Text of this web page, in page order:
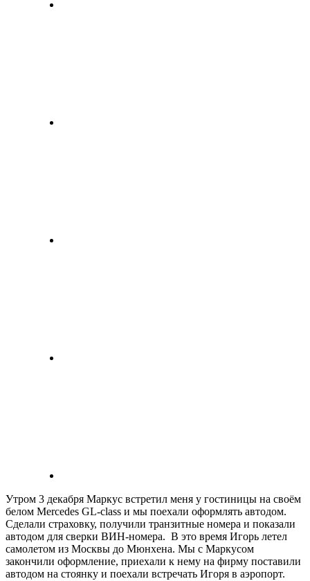
Утром 3 декабря Маркус встретил меня у гостиницы на своём
белом Mercedes GL-class и мы поехали оформлять автодом.
Сделали страховку, получили транзитные номера и показали
автодом для сверки ВИН-номера. В это время Игорь летел
самолетом из Москвы до Мюнхена. Мы с Маркусом
закончили оформление, приехали к нему на фирму поставили
автодом на стоянку и поехали встречать Игоря в аэропорт.